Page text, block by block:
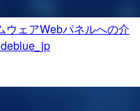
ウェアWebパネルへの介